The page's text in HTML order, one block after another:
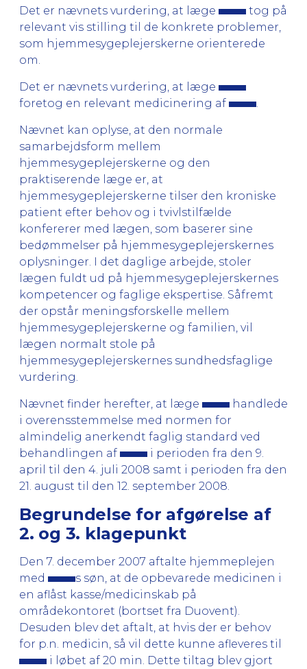
Det er nævnets vurdering, at læge
tog på
relevant vis stilling til de konkrete problemer,
som hjemmesygeplejerskerne orienterede
om.
Det er nævnets vurdering, at læge
foretog en relevant medicinering af
Nævnet kan oplyse, at den normale
samarbejdsform mellem
hjemmesygeplejerskerne og den
praktiserende læge er, at
hjemmesygeplejerskerne tilser den kroniske
patient efter behov og i tvivlstilfælde
konfererer med lægen, som baserer sine
bedømmelser på hjemmesygeplejerskernes
oplysninger. I det daglige arbejde, stoler
lægen fuldt ud på hjemmesygeplejerskernes
kompetencer og faglige ekspertise. Såfremt
der opstår meningsforskelle mellem
hjemmesygeplejerskerne og familien, vil
lægen normalt stole på
hjemmesygeplejerskernes sundhedsfaglige
vurdering.
Nævnet finder herefter, at læge
handlede
i overensstemmelse med normen for
almindelig anerkendt faglig standard ved
behandlingen af
i perioden fra den 9.
april til den 4. juli 2008 samt i perioden fra den
21. august til den 12. september 2008.
Begrundelse for afgørelse af
2. og 3. klagepunkt
Den 7. december 2007 aftalte hjemmeplejen
med
s søn, at de opbevarede medicinen i
en aflåst kasse/medicinskab på
områdekontoret (bortset fra Duovent).
Desuden blev det aftalt, at hvis der er behov
for p.n. medicin, så vil dette kunne afleveres til
i løbet af 20 min. Dette tiltag blev gjort